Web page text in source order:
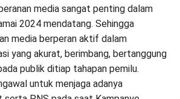
media sangat penting dalam
2024 mendatang. Sehingga
media berperan aktif dalam
yang akurat, berimbang, bertanggung
publik ditiap tahapan pemilu.
untuk menjaga adanya